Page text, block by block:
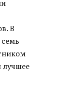
В
лучшее